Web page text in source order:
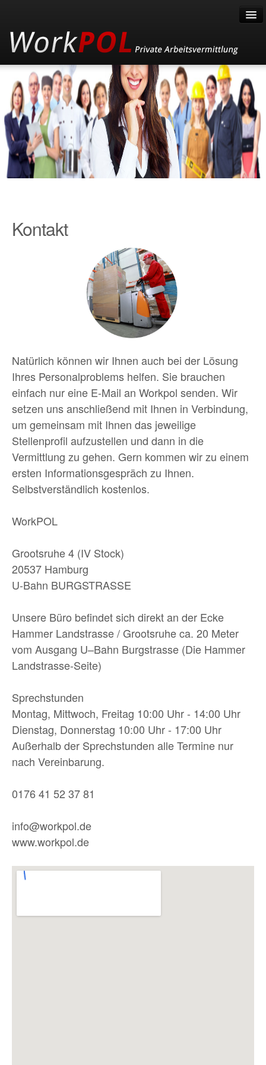
Home
Über uns
Fachkräfte
mehr »
Kontakt
Natürlich können wir Ihnen auch bei der Lösung
Ihres Personalproblems helfen. Sie brauchen
einfach nur eine E-Mail an Workpol senden. Wir
setzen uns anschließend mit Ihnen in Verbindung,
um gemeinsam mit Ihnen das jeweilige
Stellenprofil aufzustellen und dann in die
Vermittlung zu gehen. Gern kommen wir zu einem
ersten Informationsgespräch zu Ihnen.
Selbstverständlich kostenlos.
WorkPOL
Grootsruhe 4 (IV Stock)
20537 Hamburg
U-Bahn BURGSTRASSE
Unsere Büro befindet sich direkt an der Ecke
Hammer Landstrasse / Grootsruhe ca. 20 Meter
vom Ausgang U–Bahn Burgstrasse (Die Hammer
Landstrasse-Seite)
Sprechstunden
Montag, Mittwoch, Freitag 10:00 Uhr - 14:00 Uhr
Dienstag, Donnerstag 10:00 Uhr - 17:00 Uhr
Außerhalb der Sprechstunden alle Termine nur
nach Vereinbarung.
0176 41 52 37 81
info@workpol.de
www.workpol.de